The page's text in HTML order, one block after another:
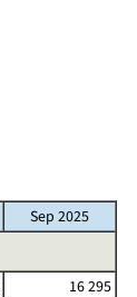
Sep 2025
16 295